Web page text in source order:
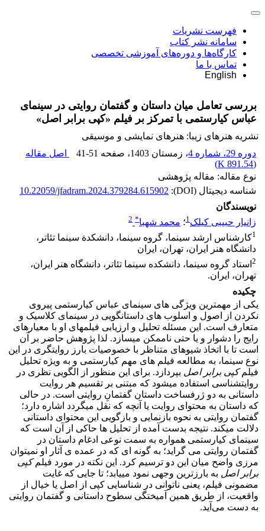
فهرست نشریات
سامانه نشر کتاب
کارگاه‌ها و دوره‌های آموزشی تخصصی
تماس با ما
English
بررسی تعامل میان داستان و گفتمان روایتی در سینمای
عباس کیارستمی با تمرکز بر فیلم «کپی برابر اصل»
نشریه هنرهای زیبا: هنرهای نمایشی و موسیقی
دوره 29، شماره 4
، زمستان 1403 ، صفحه 41-51
اصل مقاله
(
891.54 K
)
نوع مقاله: مقاله پژوهشی
شناسه دیجیتال (DOI):
10.22059/jfadram.2024.379284.615902
نویسندگان
زانیار حبیبی کیلک1؛ محمد شهبا*
2
1کارشناس ارشد سینما، گروه سینما، دانشکدة سینما تئاتر،
دانشگاه هنر ایران، تهران، ایران
2 استاد گروه سینما، دانشکده سینما تئاتر، دانشگاه هنر ایران،
تهران، ایران.
چکیده
یکی از مهم­ترین ویژگی ­های سینمای عباس کیارستمی پیروی
نکردن از اصول و اسلوب ­های داستانگویی در سینمای کلاسیک و
متعارف است. این مسئله تحلیل و ارزیابی فیلم­های او با معیارهای
رایج را دشوار و یا حتی ناممکن می­سازد. لذا پژوهش حاضر بر آن
است تا با اتخاذ شیوه­ای متناظر با خصوصیات بارز روایتگری در این
نوع سینما، به مطالعه فیلم ­های مهم کیارستمی و به ویژه تحلیل
فیلمکپی برابر اصل بپردازد. برای این منظور از الگویی نظری در
روایت­شناسی استفاده می­شود که مبتنی بر تقسیم هر روایت
داستانی به دو ژرف­ساخت داستان گفتمانِ روایتی است. در حالی
که داستان به محتوای روایت یا آنچه که نقل می­گردد اشاره دارد؛
گفتمان روایتی به نحوه بازنمایی و بازگویی این محتوای داستانی
دلالت می­کند. نتیجه بدست آمده از تحلیل­ ها حاکی از آن است که
سینمای کیارستمی همواره به سمت نوعی ادغام داستان در
گفتمان روایتی می ­گراید؛ به گونه ­ای که در عمده­ ی آثار او نمی­توان
مرزی واضح میان این دو ترسیم کرد. این نکته در مورد فیلمکپی
برابر اصل به بارزترین وجهی نمود می­یابد؛ تا جایی که غایت
مضمونی فیلم، یعنی ناتوانی در شناسایی کپی از اصل یا خیال از
واقعیت، از طریق همین آمیختگی سطوح داستانی و گفتمان روایتی
به دست می‌آید.